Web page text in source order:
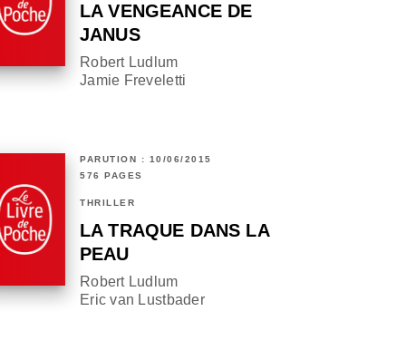
LA VENGEANCE DE
JANUS
Robert Ludlum
Jamie Freveletti
PARUTION : 10/06/2015
576 PAGES
THRILLER
LA TRAQUE DANS LA
PEAU
Robert Ludlum
Eric van Lustbader